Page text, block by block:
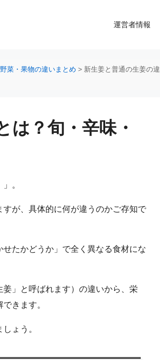
運営者情報
野菜・果物の違いまとめ > 新生姜と普通の生姜の違
は？旬・辛味・
。
が、具体的に何が違うのかご存知で
たかどうか」で全く異なる食材にな
」と呼ばれます）の違いから、栄
きます。
ょう。